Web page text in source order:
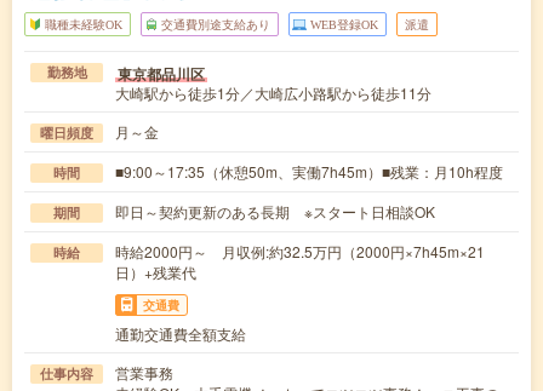
職種未経験OK 交通費別途支給あり WEB登録OK 派遣
勤務地 東京都品川区
大崎駅から徒歩1分／大崎広小路駅から徒歩11分
曜日頻度 月～金
時間 ■9:00～17:35（休憩50m、実働7h45m）■残業：月10h程度
期間 即日～契約更新のある長期 ※スタート日相談OK
時給
時給2000円～ 月収例:約32.5万円（2000円×7h45m×21
日）+残業代
交通費
通勤交通費全額支給
仕事内容
営業事務